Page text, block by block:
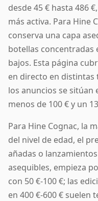
desde 45 € hasta 486
más activa. Para Hine
conserva una capa
botellas concentradas
bajos. Esta página
en directo en distintas
los anuncios se sitúan
menos de 100 € y un
Para Hine Cognac, la
del nivel de edad, el
añadas o
asequibles, empieza
con 50 €-100 €; las
en 400 €-600 € suelen